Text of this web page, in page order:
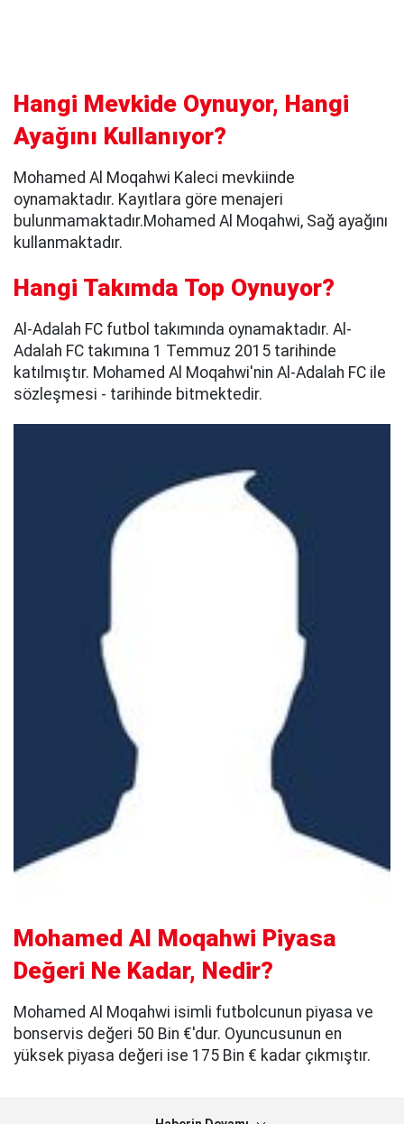
Hangi Mevkide Oynuyor, Hangi
Ayağını Kullanıyor?
Mohamed Al Moqahwi Kaleci mevkiinde
oynamaktadır. Kayıtlara göre menajeri
bulunmamaktadır.Mohamed Al Moqahwi, Sağ ayağını
kullanmaktadır.
Hangi Takımda Top Oynuyor?
Al-Adalah FC futbol takımında oynamaktadır. Al-
Adalah FC takımına 1 Temmuz 2015 tarihinde
katılmıştır. Mohamed Al Moqahwi'nin Al-Adalah FC ile
sözleşmesi - tarihinde bitmektedir.
Mohamed Al Moqahwi Piyasa
Değeri Ne Kadar, Nedir?
Mohamed Al Moqahwi isimli futbolcunun piyasa ve
bonservis değeri 50 Bin €'dur. Oyuncusunun en
yüksek piyasa değeri ise 175 Bin € kadar çıkmıştır.